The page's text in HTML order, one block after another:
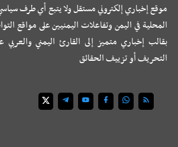
موقع إخباري إلكتروني مستقل ولا يتبع أي طرف
المحلية في اليمن وتفاعلات اليمنيين على مواقع
بقالب إخباري متميز إلى القارئ اليمني
التحريف أو تزييف الحقائق